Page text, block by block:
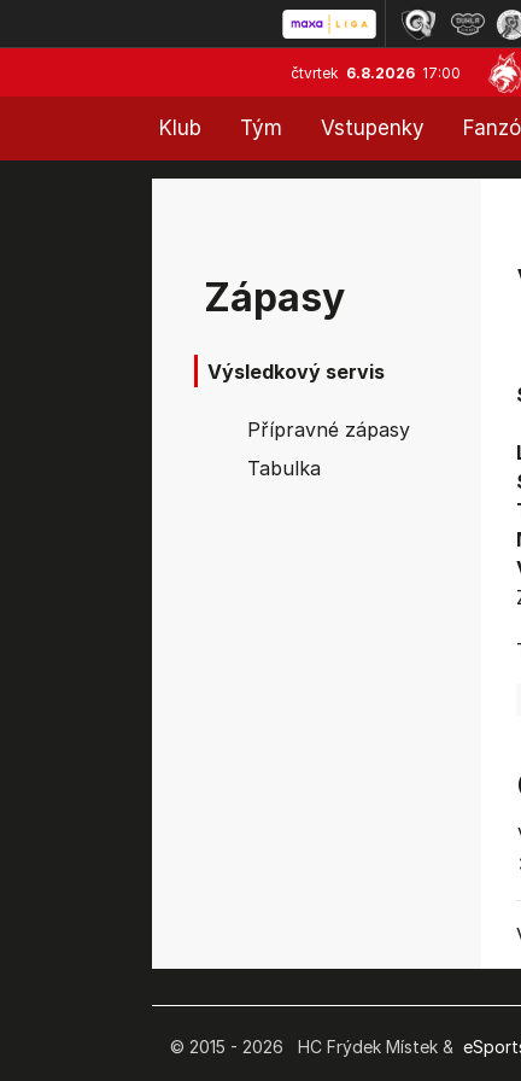
čtvrtek 6.8.2026 17:00
Klub Tým Vstupenky
Zápasy
Výsledkový servis
Přípravné zápasy
Tabulka
© 2015 - 2026 HC Frýdek Místek &